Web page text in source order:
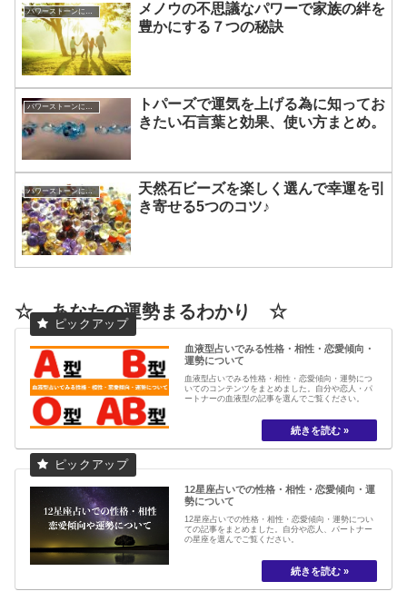
メノウの不思議なパワーで家族の絆を
豊かにする７つの秘訣
トパーズで運気を上げる為に知ってお
きたい石言葉と効果、使い方まとめ。
天然石ビーズを楽しく選んで幸運を引
き寄せる5つのコツ♪
☆ あなたの運勢まるわかり ☆
血液型占いでみる性格・相性・恋愛傾向・
運勢について
血液型占いでみる性格・相性・恋愛傾向・運勢につ
いてのコンテンツをまとめました。自分や恋人・パ
ートナーの血液型の記事を選んでご覧ください。
12星座占いでの性格・相性・恋愛傾向・運
勢について
12星座占いでの性格・相性・恋愛傾向・運勢につい
ての記事をまとめました。自分や恋人、パートナー
の星座を選んでご覧ください。